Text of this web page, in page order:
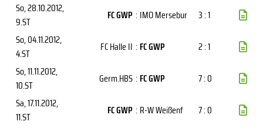
So, 28.10.2012,
9.ST
FC GWP : IMO Mersebur
3 : 1
So, 04.11.2012,
4.ST
FC Halle II : FC GWP
2 : 1
So, 11.11.2012,
10.ST
Germ.HBS : FC GWP
7 : 0
Sa, 17.11.2012,
11.ST
FC GWP : R-W Weißenf
7 : 0